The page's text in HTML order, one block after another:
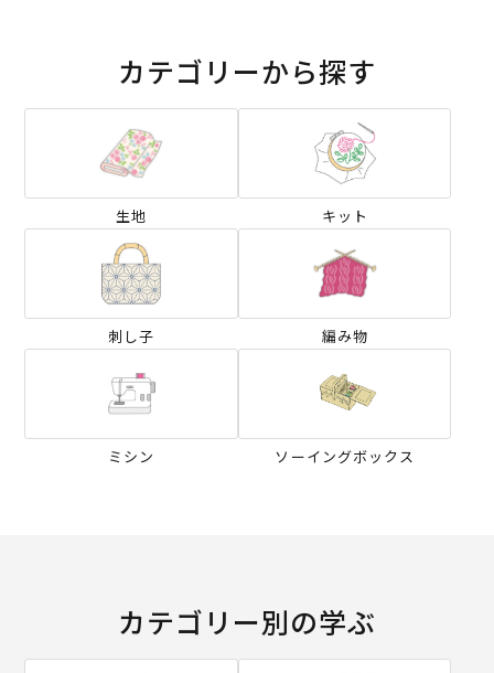
カテゴリーから探す
生地 キット
刺し子 編み物
ミシン ソーイングボックス
カテゴリー別の学ぶ